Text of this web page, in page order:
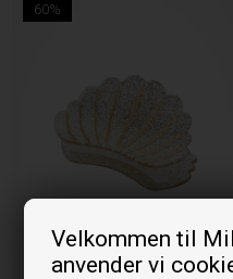
Velkommen til
anvender vi
60%